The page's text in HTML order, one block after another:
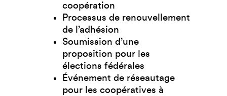
coopération
Processus de renouvellement
de l’adhésion
Soumission d’une
proposition pour les
élections fédérales
Événement de réseautage
pour les coopératives à